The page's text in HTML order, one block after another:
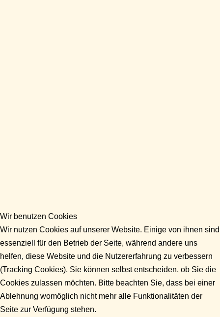
Wir benutzen Cookies
Wir nutzen Cookies auf unserer Website. Einige von ihnen sind
essenziell für den Betrieb der Seite, während andere uns
helfen, diese Website und die Nutzererfahrung zu verbessern
(Tracking Cookies). Sie können selbst entscheiden, ob Sie die
Cookies zulassen möchten. Bitte beachten Sie, dass bei einer
Ablehnung womöglich nicht mehr alle Funktionalitäten der
Seite zur Verfügung stehen.